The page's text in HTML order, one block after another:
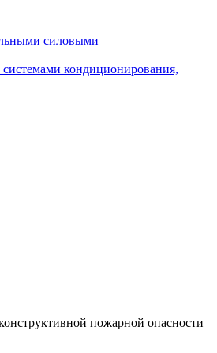
силовыми
кондиционирования,
пожарной опасности